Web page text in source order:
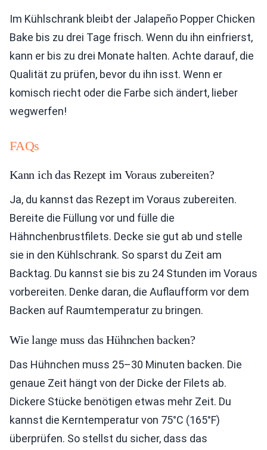
Im Kühlschrank bleibt der Jalapeño Popper Chicken
Bake bis zu drei Tage frisch. Wenn du ihn einfrierst,
kann er bis zu drei Monate halten. Achte darauf, die
Qualität zu prüfen, bevor du ihn isst. Wenn er
komisch riecht oder die Farbe sich ändert, lieber
wegwerfen!
FAQs
Kann ich das Rezept im Voraus zubereiten?
Ja, du kannst das Rezept im Voraus zubereiten.
Bereite die Füllung vor und fülle die
Hähnchenbrustfilets. Decke sie gut ab und stelle
sie in den Kühlschrank. So sparst du Zeit am
Backtag. Du kannst sie bis zu 24 Stunden im Voraus
vorbereiten. Denke daran, die Auflaufform vor dem
Backen auf Raumtemperatur zu bringen.
Wie lange muss das Hühnchen backen?
Das Hühnchen muss 25–30 Minuten backen. Die
genaue Zeit hängt von der Dicke der Filets ab.
Dickere Stücke benötigen etwas mehr Zeit. Du
kannst die Kerntemperatur von 75°C (165°F)
überprüfen. So stellst du sicher, dass das